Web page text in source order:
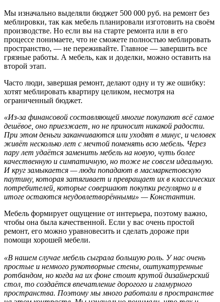
Мы изначально выделяли бюджет 500 000 руб. на ремонт без
меблировки, так как мебель планировали изготовить на своём
производстве. Но если вы на старте ремонта или в его
процессе понимаете, что не сможете полностью меблировать
пространство, — не переживайте. Главное — завершить все
грязные работы. А мебель, как и доделки, можно оставить на
второй этап.
Часто люди, завершая ремонт, делают одну и ту же ошибку:
хотят меблировать квартиру целиком, несмотря на
ограниченный бюджет.
«Из-за финансовой составляющей многие покупают всё самое
дешёвое, оно приезжает, но не приносит никакой радости.
При этом деньги заканчиваются или уходят в минус, и человек
живёт несколько лет с мечтой поменять всю мебель. Через
пару лет удаётся заменить мебель на новую, чуть более
качественную и симпатичную, но тоже не совсем идеальную.
И круг замыкается — люди попадают в масмаркетовскую
паутину, которая затягивает и превращает их в классических
потребителей, которые совершают покупки регулярно и в
итоге остаются неудовлетворёнными» — Константин.
Мебель формирует ощущение от интерьера, поэтому важно,
чтобы она была качественной. Если у вас очень простой
ремонт, его можно уравновесить и сделать дороже при
помощи хорошей мебели.
«В нашем случае мебель сыграла большую роль. У нас очень
простые и немного рукотворные стены, оштукатуренные
ротбандом, но когда на их фоне стоит крутой дизайнерский
стол, то создаётся впечатление дорогого и гламурного
пространства. Поэтому мы много работали в пространстве